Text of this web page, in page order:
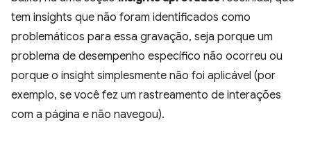
tem insights que não foram identificados como
problemáticos para essa gravação, seja porque um
problema de desempenho específico não ocorreu ou
porque o insight simplesmente não foi aplicável (por
exemplo, se você fez um rastreamento de interações
com a página e não navegou).